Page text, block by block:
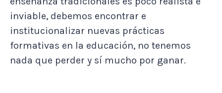
inviable, debemos encontrar e
institucionalizar nuevas prácticas
formativas en la educación, no tenemos
nada que perder y sí mucho por ganar.